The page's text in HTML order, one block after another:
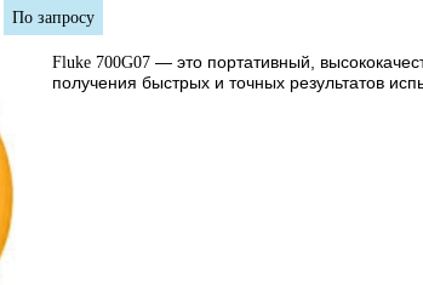
По запросу
Fluke 700G07 — это портативный,
получения быстрых и точных результатов